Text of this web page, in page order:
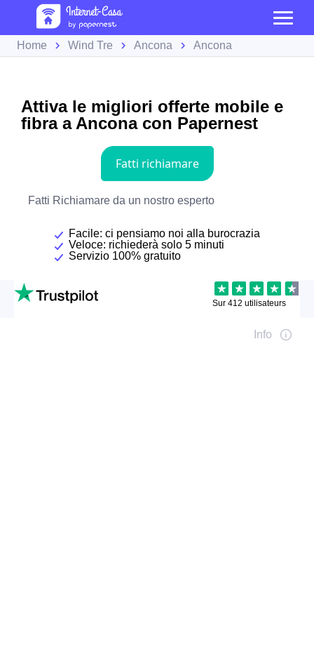
Home Wind Tre Ancona Ancona